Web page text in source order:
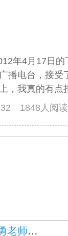
年4月17日的
播电台，接受
，我真的有点
1848人阅
读雨滴、文刀小勇老师的博文有感